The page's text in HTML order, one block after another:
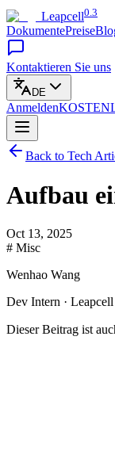
Leapcell0.3
DokumentePreise
Kontaktieren Sie uns
DE
Anmelden
Back to Tech
Aufbau
Oct 13, 2025
# Misc
Wenhao Wang
Dev Intern · Leapcell
Dieser Beitrag ist